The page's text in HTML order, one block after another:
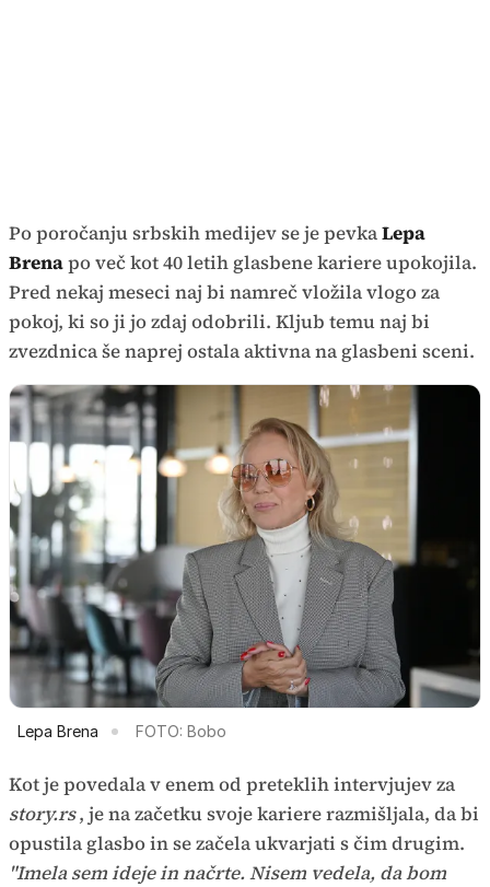
Po poročanju srbskih medijev se je pevkaLepa
Brenapo več kot 40 letih glasbene kariere upokojila.
Pred nekaj meseci naj bi namreč vložila vlogo za
pokoj, ki so ji jo zdaj odobrili. Kljub temu naj bi
zvezdnica še naprej ostala aktivna na glasbeni sceni.
Lepa Brena FOTO: Bobo
Kot je povedala v enem od preteklih intervjujev za
story.rs, je na začetku svoje kariere razmišljala, da bi
opustila glasbo in se začela ukvarjati s čim drugim.
"Imela sem ideje in načrte. Nisem vedela, da bom